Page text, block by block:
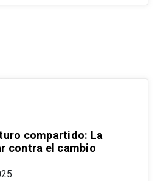
compartido: La
contra el cambio